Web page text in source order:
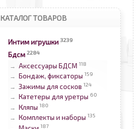
КАТАЛОГ ТОВАРОВ
Интим игрушки 3239
Бдсм 2284
→ Аксессуары БДСМ 118
→ Бондаж, фиксаторы 159
→ Зажимы для сосков 124
→ Катетеры для уретры 60
→ Кляпы 180
→ Комплекты и наборы 135
187